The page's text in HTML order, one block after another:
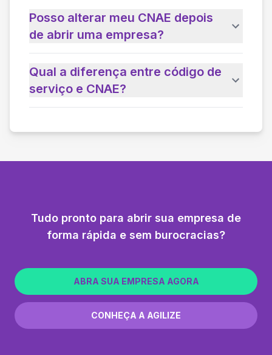
Posso alterar meu CNAE depois
de abrir uma empresa?
Qual a diferença entre código de
serviço e CNAE?
Tudo pronto para abrir sua empresa de
forma rápida e sem burocracias?
ABRA SUA EMPRESA AGORA
CONHEÇA A AGILIZE